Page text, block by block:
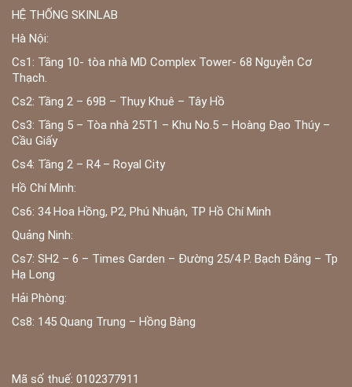
HỆ THỐNG SKINLAB
Hà Nội:
Cs1: Tầng 10- tòa nhà MD Complex Tower- 68 Nguyễn Cơ
Thạch.
Cs2: Tầng 2 – 69B – Thụy Khuê – Tây Hồ
Cs3: Tầng 5 – Tòa nhà 25T1 – Khu No.5 – Hoàng Đạo Thúy –
Cầu Giấy
Cs4: Tầng 2 – R4 – Royal City
Hồ Chí Minh:
Cs6: 34 Hoa Hồng, P2, Phú Nhuận, TP Hồ Chí Minh
Quảng Ninh:
Cs7: SH2 – 6 – Times Garden – Đường 25/4 P. Bạch Đằng – Tp
Hạ Long
Hải Phòng:
Cs8: 145 Quang Trung – Hồng Bàng
Mã số thuế: 0102377911